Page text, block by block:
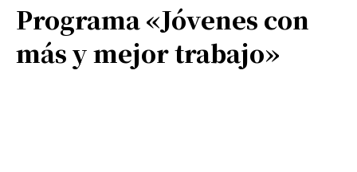
Programa «Jóvenes con
más y mejor trabajo»